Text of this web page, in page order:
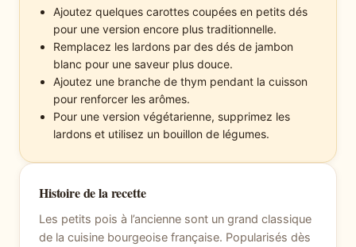
Ajoutez quelques carottes coupées en petits dés
pour une version encore plus traditionnelle.
Remplacez les lardons par des dés de jambon
blanc pour une saveur plus douce.
Ajoutez une branche de thym pendant la cuisson
pour renforcer les arômes.
Pour une version végétarienne, supprimez les
lardons et utilisez un bouillon de légumes.
Histoire de la recette
Les petits pois à l’ancienne sont un grand classique
de la cuisine bourgeoise française. Popularisés dès